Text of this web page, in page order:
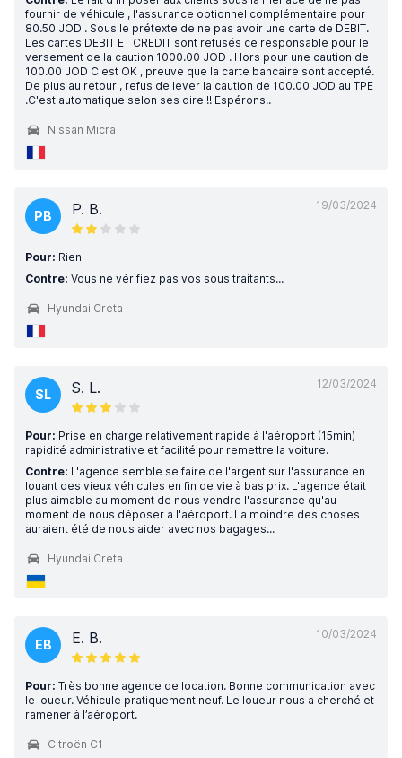
fournir de véhicule , l'assurance optionnel complémentaire pour
80.50 JOD . Sous le prétexte de ne pas avoir une carte de DEBIT.
Les cartes DEBIT ET CREDIT sont refusés ce responsable pour le
versement de la caution 1000.00 JOD . Hors pour une caution de
100.00 JOD C'est OK , preuve que la carte bancaire sont accepté.
De plus au retour , refus de lever la caution de 100.00 JOD au TPE
.C'est automatique selon ses dire !! Espérons..
Nissan Micra
19/03/2024
PB P. B.
Pour: Rien
Contre: Vous ne vérifiez pas vos sous traitants...
Hyundai Creta
12/03/2024
SL S. L.
Pour: Prise en charge relativement rapide à l'aéroport (15min)
rapidité administrative et facilité pour remettre la voiture.
Contre: L'agence semble se faire de l'argent sur l'assurance en
louant des vieux véhicules en fin de vie à bas prix. L'agence était
plus aimable au moment de nous vendre l'assurance qu'au
moment de nous déposer à l'aéroport. La moindre des choses
auraient été de nous aider avec nos bagages...
Hyundai Creta
10/03/2024
EB E. B.
Pour: Très bonne agence de location. Bonne communication avec
le loueur. Véhicule pratiquement neuf. Le loueur nous a cherché et
ramener à l’aéroport.
Citroën C1